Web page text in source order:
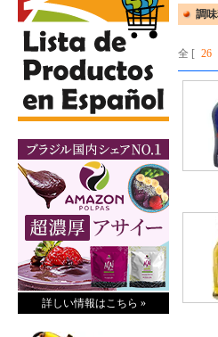
詳しい情報はこちら »
調
全 [ 26